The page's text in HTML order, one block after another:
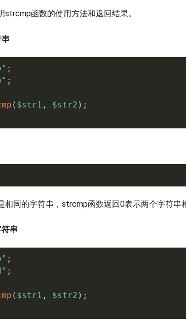
函数的使用方法和返回结果。
;
;
( $str1 , $str2 ) ;
相同的字符串，strcmp函数返回0表示两个字符串
串
;
;
( $str1 , $str2 ) ;